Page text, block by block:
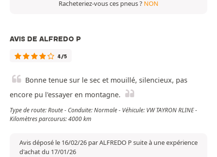
Racheteriez-vous ces pneus ? NON
AVIS DE ALFREDO P
4/5
Bonne tenue sur le sec et mouillé, silencieux, pas
encore pu l'essayer en montagne.
Type de route: Route - Conduite: Normale - Véhicule: VW TAYRON RLINE -
Kilomètres parcourus: 4000 km
Avis déposé le 16/02/26 par ALFREDO P suite à une expérience
d'achat du 17/01/26